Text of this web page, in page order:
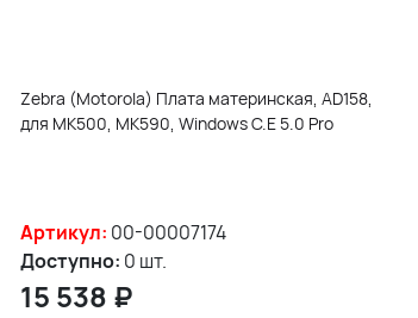
Zebra (Motorola) Плата материнская, AD158,
для MK500, MK590, Windows C.E 5.0 Pro
Артикул: 00-00007174
Доступно: 0 шт.
15 538 ₽